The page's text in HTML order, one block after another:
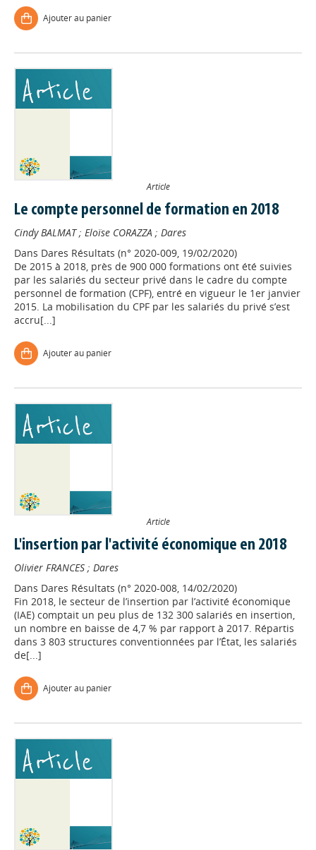
Ajouter au panier
Article
Le compte personnel de formation en 2018
Cindy BALMAT; Eloïse CORAZZA ; Dares
Dans Dares Résultats (n° 2020-009, 19/02/2020)
De 2015 à 2018, près de 900 000 formations ont été suivies
par les salariés du secteur privé dans le cadre du compte
personnel de formation (CPF), entré en vigueur le 1er janvier
2015. La mobilisation du CPF par les salariés du privé s’est
accru[...]
Ajouter au panier
Article
L'insertion par l'activité économique en 2018
Olivier FRANCES ; Dares
Dans Dares Résultats (n° 2020-008, 14/02/2020)
Fin 2018, le secteur de l’insertion par l’activité économique
(IAE) comptait un peu plus de 132 300 salariés en insertion,
un nombre en baisse de 4,7 % par rapport à 2017. Répartis
dans 3 803 structures conventionnées par l’État, les salariés
de[...]
Ajouter au panier